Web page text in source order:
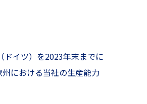
イツ）を2023年末までに
における当社の生産能力